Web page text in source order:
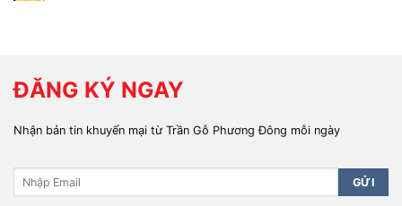
ĐĂNG KÝ NGAY
Nhận bản tin khuyến mại từ Trần Gỗ Phương Đông mỗi ngày